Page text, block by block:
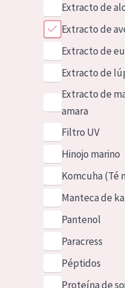
Extracto de
Extracto de
Extracto de
Extracto de
Extracto de
amara
Filtro UV
Hinojo marino
Komcuha (Té
Manteca de
Pantenol
Paracress
Péptidos
Proteína de